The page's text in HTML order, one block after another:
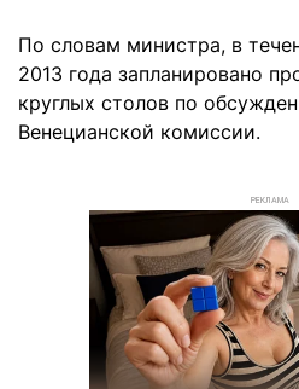
По словам министра, в
2013 года запланировано
круглых столов по
Венецианской комиссии.
РЕКЛАМА